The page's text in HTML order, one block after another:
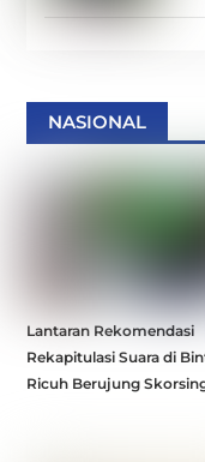
NASIONAL
Lantaran Rekomendasi
Rekapitulasi Suara di
Ricuh Berujung